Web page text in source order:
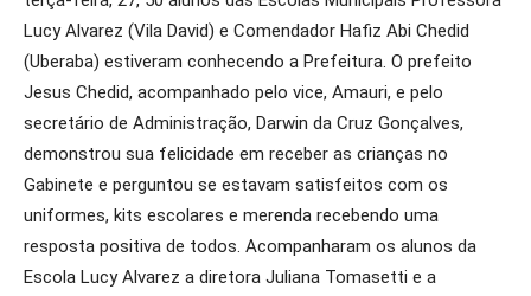
Lucy Alvarez (Vila David) e Comendador Hafiz Abi Chedid
(Uberaba) estiveram conhecendo a Prefeitura. O prefeito
Jesus Chedid, acompanhado pelo vice, Amauri, e pelo
secretário de Administração, Darwin da Cruz Gonçalves,
demonstrou sua felicidade em receber as crianças no
Gabinete e perguntou se estavam satisfeitos com os
uniformes, kits escolares e merenda recebendo uma
resposta positiva de todos. Acompanharam os alunos da
Escola Lucy Alvarez a diretora Juliana Tomasetti e a